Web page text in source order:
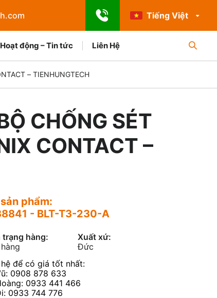
Tiếng Việt
Hoạt động – Tin tức Liên Hệ
– TIENHUNGTECH
CHỐNG SÉT
CONTACT –
phẩm:
- BLT-T3-230-A
trạng hàng:
Xuất xứ:
Đức
hệ để có giá tốt nhất:
0908 878 633
0933 441 466
0933 744 776